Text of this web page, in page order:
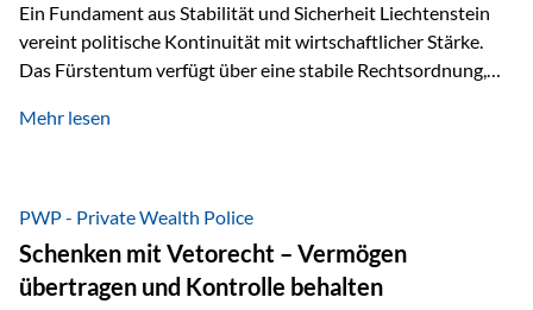
Ein Fundament aus Stabilität und Sicherheit Liechtenstein
vereint politische Kontinuität mit wirtschaftlicher Stärke.
Das Fürstentum verfügt über eine stabile Rechtsordnung,
monarchischen Elementen basiert. Diese Struktur schafft
und Unternehmen. Ein wesentliches Merkmal ist die
Staatsfinanzierung: Liechtenstein weist keine
Staatsschulden auf, und der Schutz der wirtschaftlichen
Interessen der Bevölkerung ist in der Verfassung verankert.
Mehr lesen
PWP - Private Wealth Police
Schenken mit Vetorecht – Vermögen
übertragen und Kontrolle behalten